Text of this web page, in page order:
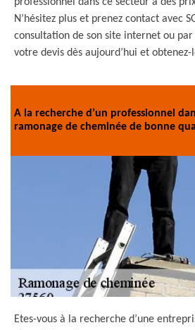
N’hésitez plus et prenez contact avec
consultation de son site internet ou
votre devis dès aujourd’hui et
A la recherche d’un professionnel
ramonage de cheminée de bonne
Etes-vous à la recherche d’une